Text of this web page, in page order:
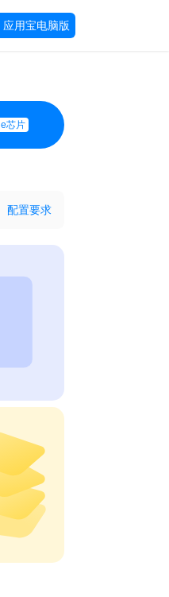
应用宝电脑版
芯片
配置要求